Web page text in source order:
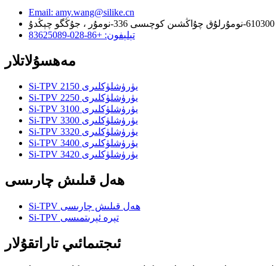
Email: amy.wang@silike.cn
تېلېفون: +86-028-83625089
مەھسۇلاتلار
Si-TPV 2150 يۈرۈشلۈكلىرى
Si-TPV 2250 يۈرۈشلۈكلىرى
Si-TPV 3100 يۈرۈشلۈكلىرى
Si-TPV 3300 يۈرۈشلۈكلىرى
Si-TPV 3320 يۈرۈشلۈكلىرى
Si-TPV 3400 يۈرۈشلۈكلىرى
Si-TPV 3420 يۈرۈشلۈكلىرى
ھەل قىلىش چارىسى
Si-TPV ھەل قىلىش چارىسى
Si-TPV تېرە ئېرىتمىسى
ئىجتىمائىي تاراتقۇلار